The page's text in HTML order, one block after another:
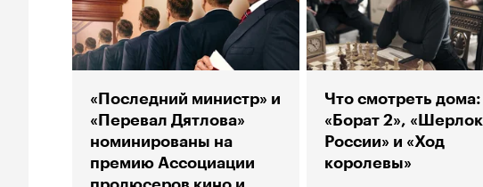
«Последний министр» и
«Перевал Дятлова»
номинированы на
премию Ассоциации
Что смотреть дома:
«Борат 2»,
России» и «Ход
королевы»